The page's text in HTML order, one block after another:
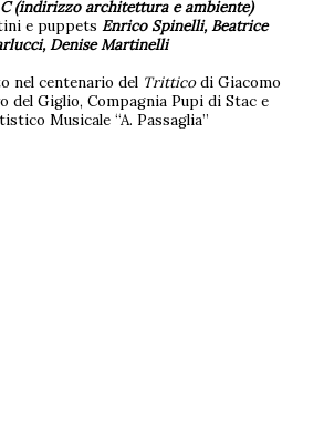
(indirizzo architettura e ambiente)
e puppets Enrico Spinelli, Beatrice
Denise Martinelli
nel centenario del Tritticodi Giacomo
del Giglio, Compagnia Pupi di Stac e
Musicale “A. Passaglia”